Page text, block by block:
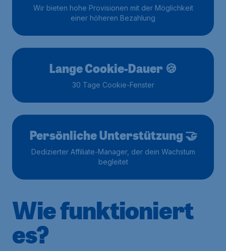
Wir bieten hohe Provisionen mit der Möglichkeit
einer höheren Bezahlung
Lange Cookie-Dauer 🍪
30 Tage Cookie-Fenster
Persönliche Unterstützung 🤝
Dedizierter Affiliate-Manager, der dein Wachstum
begleitet
Wie funktioniert
es?